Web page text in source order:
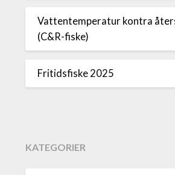
Vattentemperatur kontra
(C&R-fiske)
Fritidsfiske 2025
KATEGORIER